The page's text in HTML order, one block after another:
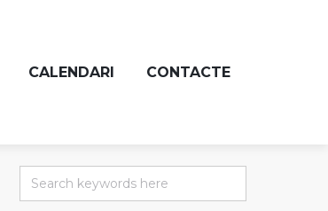
CALENDARI CONTACTE